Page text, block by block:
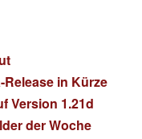
in Kürze
Version 1.21d
der Woche